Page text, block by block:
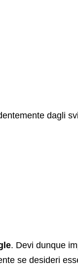
dagli
. Devi dunque
se desideri